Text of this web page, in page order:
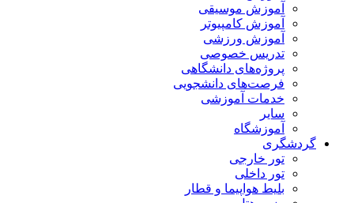
آموزش موسیقی
آموزش کامپیوتر
آموزش ورزشی
تدریس خصوصی
پروژه‌های دانشگاهی
فرصت‌های دانشجویی
خدمات آموزشی
سایر
آموزشگاه
گردشگری
تور خارجی
تور داخلی
بلیط هواپیما و قطار